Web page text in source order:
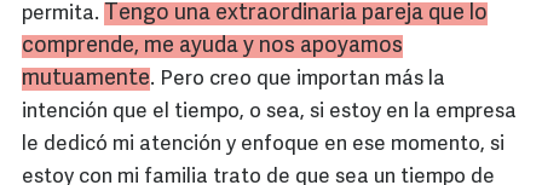
permita.
Tengo una extraordinaria pareja que lo
comprende, me ayuda y nos apoyamos
mutuamente. Pero creo que importan más la
intención que el tiempo, o sea, si estoy en la empresa
le dedicó mi atención y enfoque en ese momento, si
estoy con mi familia trato de que sea un tiempo de